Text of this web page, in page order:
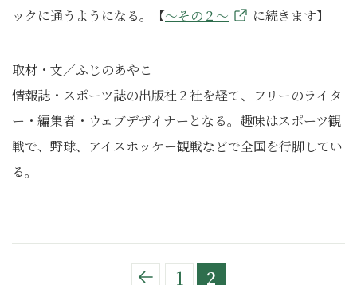
ックに通うようになる。【～その２～ に続きます】
取材・文／ふじのあやこ
情報誌・スポーツ誌の出版社２社を経て、フリーのライタ
ー・編集者・ウェブデザイナーとなる。趣味はスポーツ観
戦で、野球、アイスホッケー観戦などで全国を行脚してい
る。
1 2